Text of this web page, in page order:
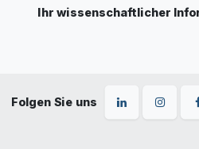
Ihr wissenschaftlicher
Folgen Sie uns